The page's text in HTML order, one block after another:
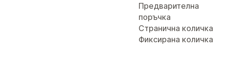
Предварителна
поръчка
Странична количка
Фиксирана количка